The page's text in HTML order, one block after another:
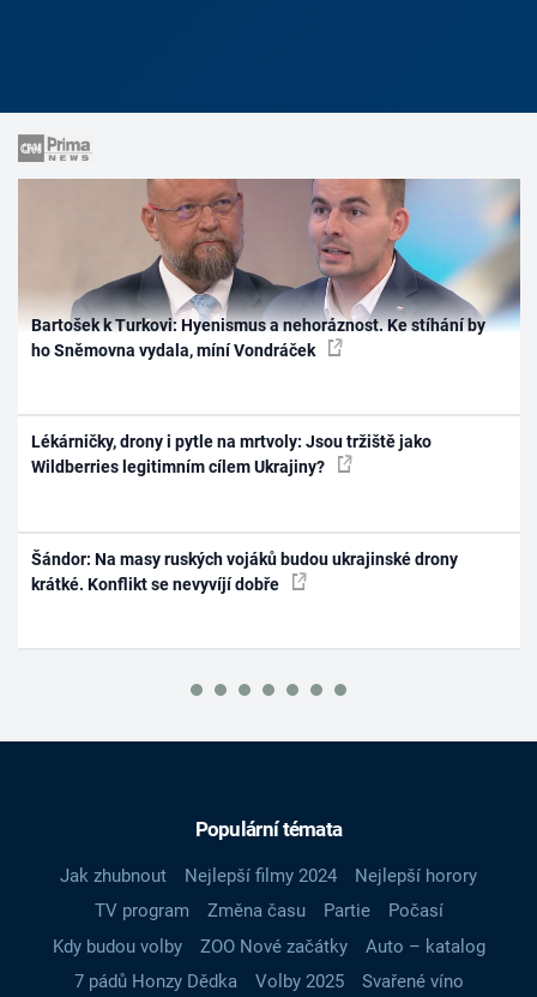
Bartošek k Turkovi: Hyenismus a nehoráznost. Ke stíhání by
ho Sněmovna vydala, míní Vondráček
Lékárničky, drony i pytle na mrtvoly: Jsou tržiště jako
Wildberries legitimním cílem Ukrajiny?
Šándor: Na masy ruských vojáků budou ukrajinské drony
krátké. Konflikt se nevyvíjí dobře
Populární témata
Jak zhubnout Nejlepší filmy 2024
Nejlepší horory
TV program
Změna času Partie
Počasí
Kdy budou volby
ZOO Nové začátky
Auto – katalog
7 pádů Honzy Dědka
Volby 2025
Svařené víno